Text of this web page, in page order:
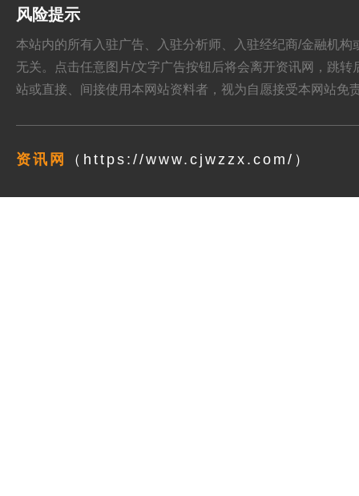
风险提示
本站内的所有入驻广告、入驻分析师、入驻经纪商/金融机
无关。点击任意图片/文字广告按钮后将会离开资讯网，跳
站或直接、间接使用本网站资料者，视为自愿接受本网站免
资讯网 （https://www.cjwzzx.com/）